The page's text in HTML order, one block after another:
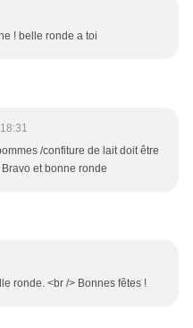
! belle ronde a toi
/confiture de lait doit être
et bonne ronde
ronde. <br /> Bonnes fêtes !